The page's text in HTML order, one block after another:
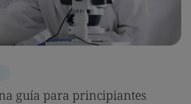
guía para principiantes